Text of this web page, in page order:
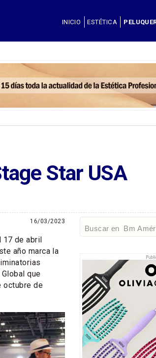
INICIO ESTÉTICA
Star USA
16/03/2023
17 de abril
año marca la
que
octubre de